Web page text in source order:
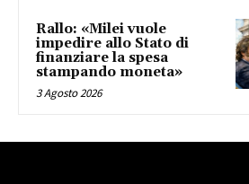
Rallo: «Milei vuole
impedire allo Stato di
finanziare la spesa
stampando moneta»
3 Agosto 2026